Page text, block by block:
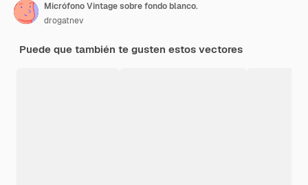
Micrófono Vintage sobre fondo blanco.
drogatnev
Puede que también te gusten estos vectores